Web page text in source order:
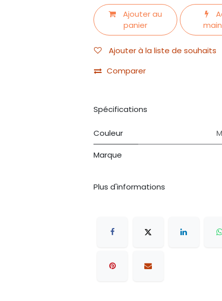
Ajouter au
panier
Ajouter à la liste de souhaits
Comparer
Spécifications
Couleur
Marque
Plus d'informations